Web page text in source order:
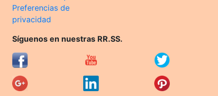
Preferencias de
privacidad
Síguenos en nuestras RR.SS.